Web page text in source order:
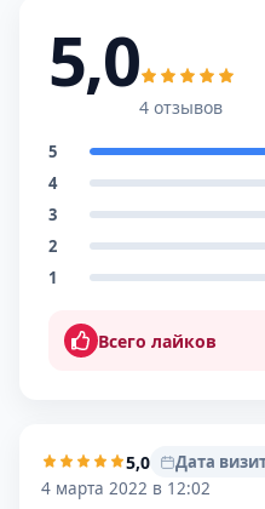
5,0
4 отзывов
5
4
3
2
1
Всего лайков
5,0
Дата
4 марта 2022 в 12:02